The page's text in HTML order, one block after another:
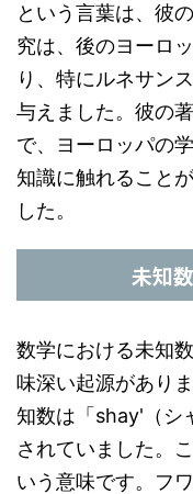
という言葉は、彼
究は、後のヨーロ
り、特にルネサン
与えました。彼の
で、ヨーロッパの
知識に触れること
した。
未知
数学における未知
味深い起源があり
知数は「shay'（シ
されていました。
いう意味です。フ